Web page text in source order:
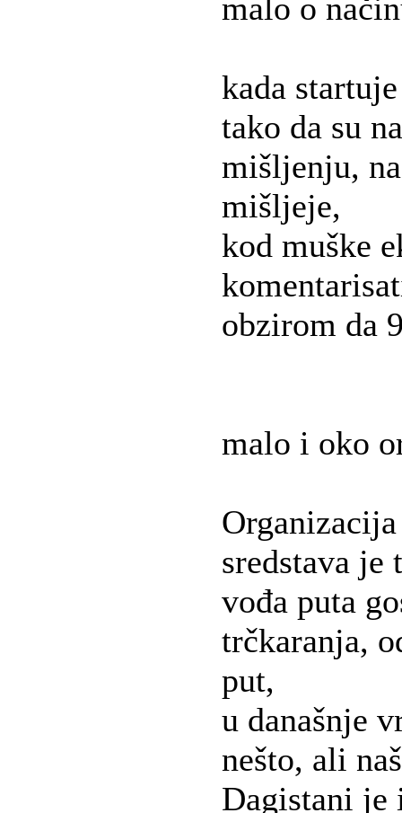
malo o
kada
tako da su
mišljenju,
mišljeje,
kod muške
obzirom da
malo i oko
sredstava je
vođa puta
trčkaranja,
put,
u današnje
nešto, ali
Dagistani je